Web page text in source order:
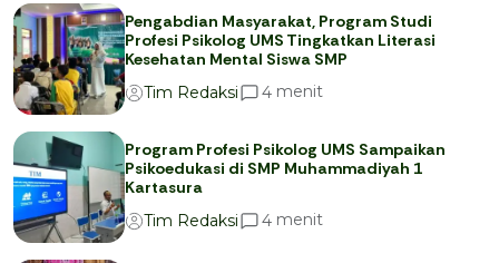
Pengabdian Masyarakat, Program Studi
Profesi Psikolog UMS Tingkatkan Literasi
Kesehatan Mental Siswa SMP
Tim Redaksi
4 menit
Program Profesi Psikolog UMS Sampaikan
Psikoedukasi di SMP Muhammadiyah 1
Kartasura
Tim Redaksi
4 menit